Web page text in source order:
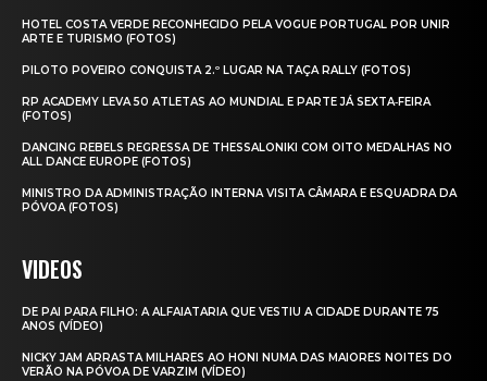
HOTEL COSTA VERDE RECONHECIDO PELA VOGUE PORTUGAL POR UNIR
ARTE E TURISMO (FOTOS)
PILOTO POVEIRO CONQUISTA 2.º LUGAR NA TAÇA RALLY (FOTOS)
RP ACADEMY LEVA 50 ATLETAS AO MUNDIAL E PARTE JÁ SEXTA‑FEIRA
(FOTOS)
DANCING REBELS REGRESSA DE THESSALONIKI COM OITO MEDALHAS NO
ALL DANCE EUROPE (FOTOS)
MINISTRO DA ADMINISTRAÇÃO INTERNA VISITA CÂMARA E ESQUADRA DA
PÓVOA (FOTOS)
VIDEOS
DE PAI PARA FILHO: A ALFAIATARIA QUE VESTIU A CIDADE DURANTE 75
ANOS (VÍDEO)
NICKY JAM ARRASTA MILHARES AO HONI NUMA DAS MAIORES NOITES DO
VERÃO NA PÓVOA DE VARZIM (VÍDEO)